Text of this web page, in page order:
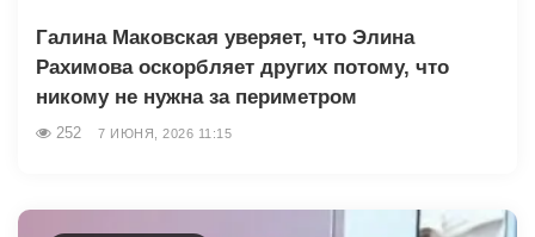
Галина Маковская уверяет, что Элина
Рахимова оскорбляет других потому, что
никому не нужна за периметром
252 7 ИЮНЯ, 2026 11:15